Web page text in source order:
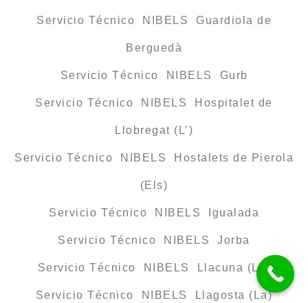
Servicio Técnico NIBELS Guardiola de
Berguedà
Servicio Técnico NIBELS Gurb
Servicio Técnico NIBELS Hospitalet de
Llobregat (L’)
Servicio Técnico NIBELS Hostalets de Pierola
(Els)
Servicio Técnico NIBELS Igualada
Servicio Técnico NIBELS Jorba
Servicio Técnico NIBELS Llacuna (La)
Servicio Técnico NIBELS Llagosta (La)